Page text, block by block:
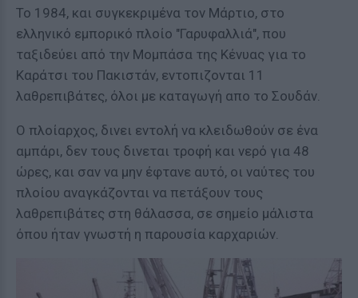
Το 1984, και συγκεκριμένα τον Μάρτιο, στο
ελληνικό εμπορικό πλοίο "Γαρυφαλλιά", που
ταξιδεύει από την Μομπάσα της Κένυας για το
Καράτσι του Πακιστάν, εντοπιζονται 11
λαθρεπιβάτες, όλοι με καταγωγή απο το Σουδάν.
Ο πλοίαρχος, δινει εντολή να κλειδωθούν σε ένα
αμπάρι, δεν τους δινεται τροφή και νερό για 48
ώρες, και σαν να μην έφτανε αυτό, οι ναύτες του
πλοίου αναγκάζονται να πετάξουν τους
λαθρεπιβάτες στη θάλασσα, σε σημείο μάλιστα
όπου ήταν γνωστή η παρουσία καρχαριών.